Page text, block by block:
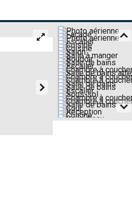
2/31 FAÇADE